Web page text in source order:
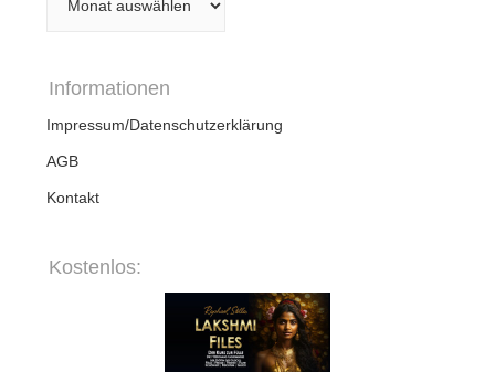
Informationen
Impressum/Datenschutzerklärung
AGB
Kontakt
Kostenlos: